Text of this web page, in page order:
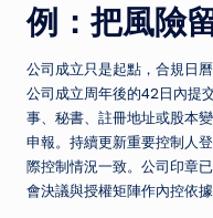
例：把風險
公司成立只是起點，合規日
公司成立周年後的42日內提
事、秘書、註冊地址或股本
申報。持續更新重要控制人
際控制情況一致。公司印章
會決議與授權矩陣作內控依據